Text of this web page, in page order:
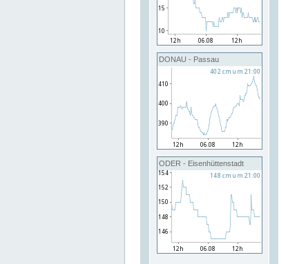
DONAU - Passau
ODER - Eisenhüttenstadt